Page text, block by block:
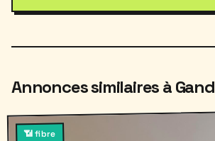
Annonces similaires à Gand
📶 fibre